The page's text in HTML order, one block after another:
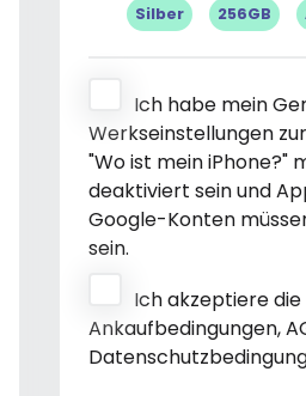
Silber 256GB
Ich habe mein
Werkseinstellungen
"Wo ist mein iPhone?"
deaktiviert sein und
Google-Konten
sein.
Ich akzeptiere die
Ankaufbedingungen,